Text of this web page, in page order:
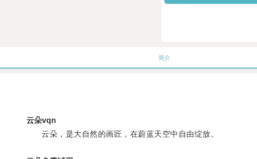
简介
云朵vqn
云朵，是大自然的画匠，在蔚蓝天空中自由绽放。